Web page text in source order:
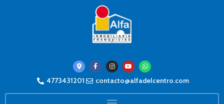
4773431201 contacto@alfadelcentro.com